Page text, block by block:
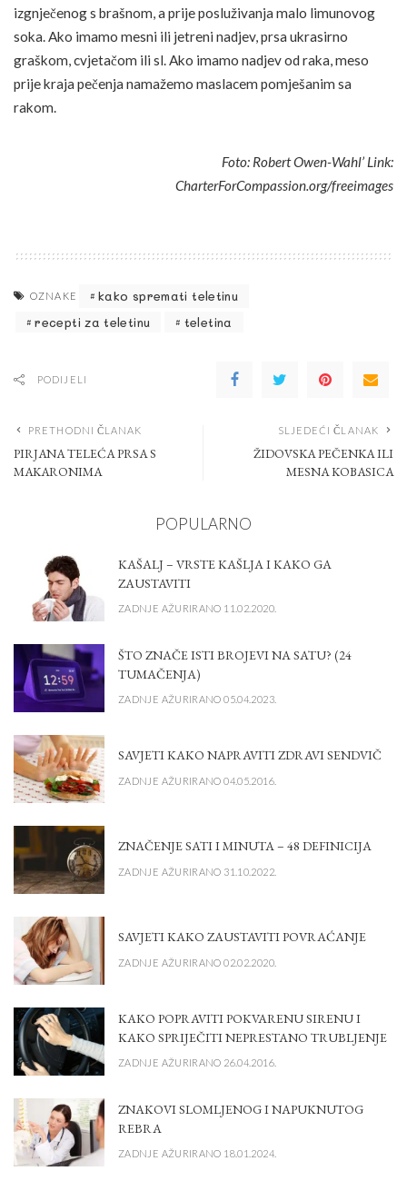
izgnječenog s brašnom, a prije posluživanja malo limunovog
soka. Ako imamo mesni ili jetreni nadjev, prsa ukrasirno
graškom, cvjetačom ili sl. Ako imamo nadjev od raka, meso
prije kraja pečenja namažemo maslacem pomješanim sa
rakom.
Foto: Robert Owen-Wahl’ Link:
CharterForCompassion.org/freeimages
OZNAKE
kako spremati teletinu
recepti za teletinu
teletina
PODIJELI
PRETHODNI ČLANAK
PIRJANA TELEĆA PRSA S
MAKARONIMA
SLJEDEĆI ČLANAK
ŽIDOVSKA PEČENKA ILI
MESNA KOBASICA
POPULARNO
KAŠALJ – VRSTE KAŠLJA I KAKO GA
ZAUSTAVITI
ZADNJE AŽURIRANO 11.02.2020.
ŠTO ZNAČE ISTI BROJEVI NA SATU? (24
TUMAČENJA)
ZADNJE AŽURIRANO 05.04.2023.
SAVJETI KAKO NAPRAVITI ZDRAVI SENDVIČ
ZADNJE AŽURIRANO 04.05.2016.
ZNAČENJE SATI I MINUTA – 48 DEFINICIJA
ZADNJE AŽURIRANO 31.10.2022.
SAVJETI KAKO ZAUSTAVITI POVRAĆANJE
ZADNJE AŽURIRANO 02.02.2020.
KAKO POPRAVITI POKVARENU SIRENU I
KAKO SPRIJEČITI NEPRESTANO TRUBLJENJE
ZADNJE AŽURIRANO 26.04.2016.
ZNAKOVI SLOMLJENOG I NAPUKNUTOG
REBRA
ZADNJE AŽURIRANO 18.01.2024.